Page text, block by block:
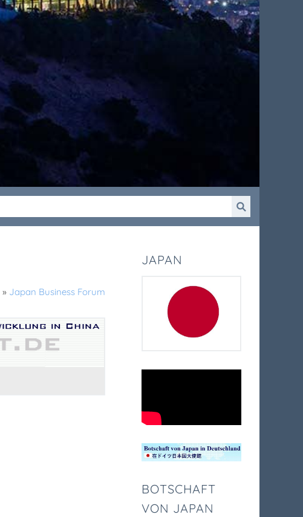
» Japan Business Forum
JAPAN
BOTSCHAFT
VON JAPAN